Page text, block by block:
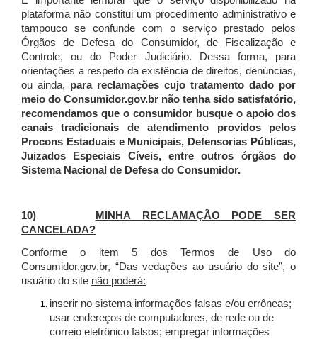
plataforma não constitui um procedimento administrativo e
tampouco se confunde com o serviço prestado pelos
Órgãos de Defesa do Consumidor, de Fiscalização e
Controle, ou do Poder Judiciário. Dessa forma, para
orientações a respeito da existência de direitos, denúncias,
ou ainda, para reclamações cujo tratamento dado por
meio do Consumidor.gov.br não tenha sido satisfatório,
recomendamos que o consumidor busque o apoio dos
canais tradicionais de atendimento providos pelos
Procons Estaduais e Municipais, Defensorias Públicas,
Juizados Especiais Cíveis, entre outros órgãos do
Sistema Nacional de Defesa do Consumidor.
10)
MINHA RECLAMAÇÃO PODE SER
CANCELADA?
Conforme o item 5 dos Termos de Uso do
Consumidor.gov.br, “Das vedações ao usuário do site”, o
usuário do site não poderá:
inserir no sistema informações falsas e/ou errôneas;
usar endereços de computadores, de rede ou de
correio eletrônico falsos; empregar informações